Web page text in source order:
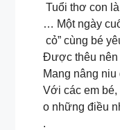
Tuổi thơ con
… Một ngày
cỏ” cùng bé
Được thêu nên
Mang nâng
Với các em
o những điều
.